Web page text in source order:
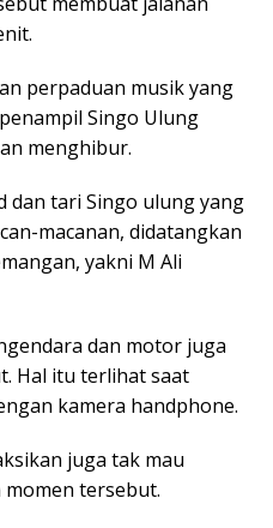
perpaduan musik yang
Singo Ulung
menghibur.
dan tari Singo ulung yang
macanan, didatangkan
yakni M Ali
dan motor juga
Hal itu terlihat saat
kamera handphone.
juga tak mau
tersebut.